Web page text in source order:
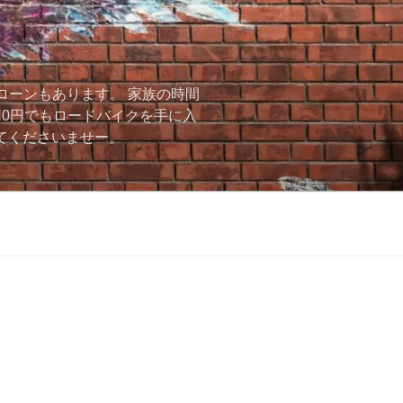
ーンもあります。 家族の時間
円でもロードバイクを手に入
くださいませー。